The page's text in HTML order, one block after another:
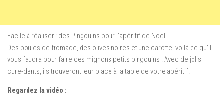
Facile à réaliser : des Pingouins pour l’apéritif de Noël
Des boules de fromage, des olives noires et une carotte, voilà ce qu’il
vous faudra pour faire ces mignons petits pingouins ! Avec de jolis
cure-dents, ils trouveront leur place à la table de votre apéritif.
Regardez la vidéo :